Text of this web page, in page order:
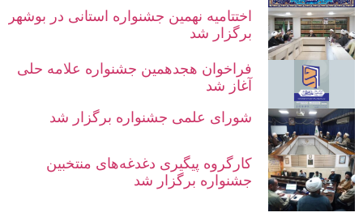
اختتامیه نهمین جشنواره استانی در بوشهر
برگزار شد
فراخوان هجدهمین جشنواره علامه حلی
آغاز شد
شورای علمی جشنواره برگزار شد
کارگروه پیگیری دغدغه‌های منتخبین
جشنواره برگزار شد